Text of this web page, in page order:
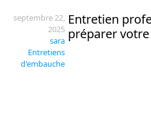
septembre 22,
2025
sara
Entretiens
d'embauche
Entretien
préparer